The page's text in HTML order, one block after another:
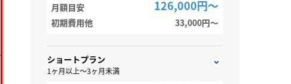
月額目安 126,000円～
初期費用他 33,000円〜
ショートプラン
1ヶ月以上～3ヶ月未満